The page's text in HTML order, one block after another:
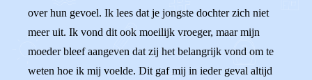
over hun gevoel. Ik lees dat je jongste dochter zich niet
meer uit. Ik vond dit ook moeilijk vroeger, maar mijn
moeder bleef aangeven dat zij het belangrijk vond om te
weten hoe ik mij voelde. Dit gaf mij in ieder geval altijd